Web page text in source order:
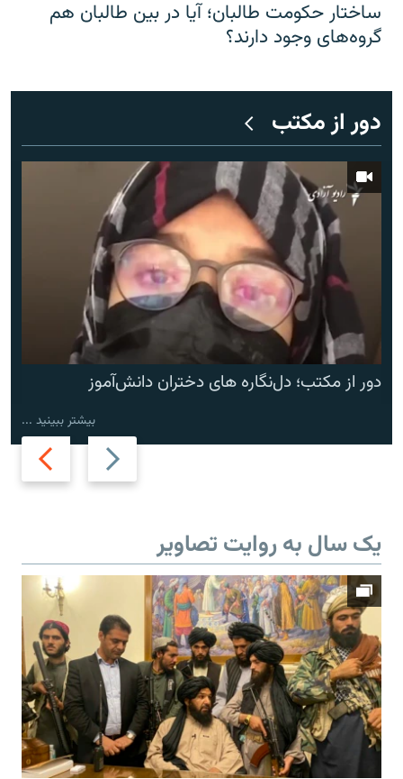
ساختار حکومت طالبان؛ آیا در بین طالبان هم
گروه‌های وجود دارند؟
دور از مکتب
Previous
slide
Next
slide
دور از مکتب؛ دل‌نگاره های دختران دانش‌آموز
بیشتر ببینید ...
یک سال به روایت تصاویر